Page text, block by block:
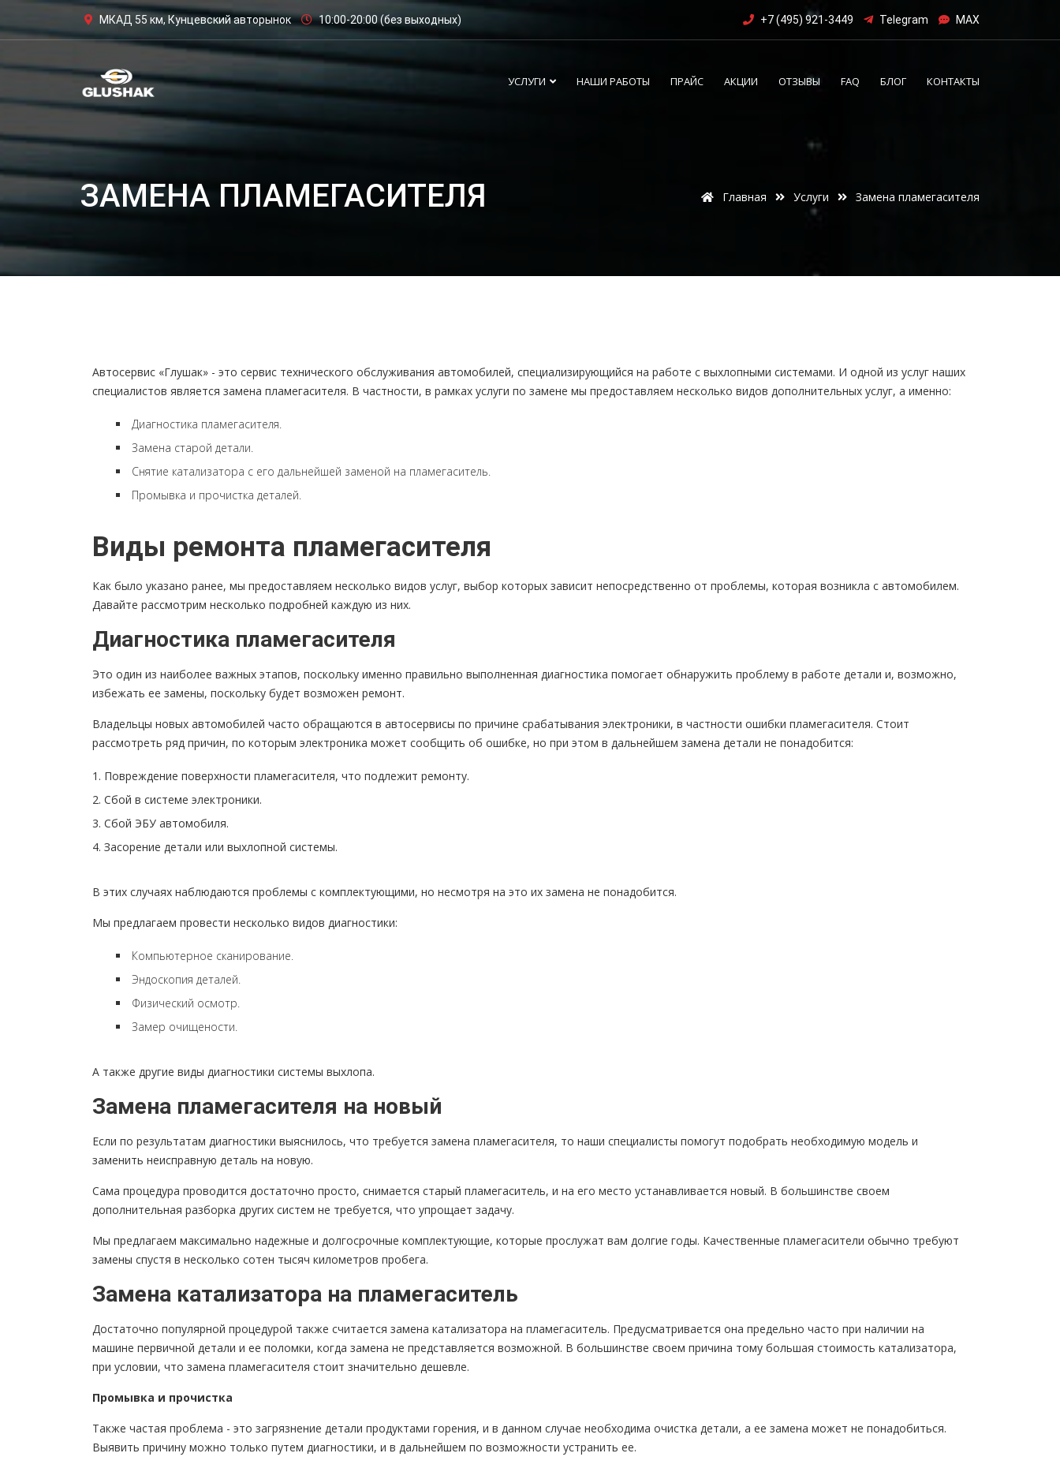
МКАД 55 км, Кунцевский авторынок 10:00-20:00 (без выходных) +7 (495) 921-3449 Telegram MAX
УСЛУГИ НАШИ РАБОТЫ ПРАЙС АКЦИИ ОТЗЫВЫ FAQ БЛОГ КОНТАКТЫ
ЗАМЕНА ПЛАМЕГАСИТЕЛЯ Главная Услуги Замена пламегасителя
Автосервис «Глушак» - это сервис технического обслуживания автомобилей, специализирующийся на работе с выхлопными системами. И одной из услуг наших
специалистов является замена пламегасителя. В частности, в рамках услуги по замене мы предоставляем несколько видов дополнительных услуг, а именно:
Диагностика пламегасителя.
Замена старой детали.
Снятие катализатора с его дальнейшей заменой на пламегаситель.
Промывка и прочистка деталей.
Виды ремонта пламегасителя
Как было указано ранее, мы предоставляем несколько видов услуг, выбор которых зависит непосредственно от проблемы, которая возникла с автомобилем.
Давайте рассмотрим несколько подробней каждую из них.
Диагностика пламегасителя
Это один из наиболее важных этапов, поскольку именно правильно выполненная диагностика помогает обнаружить проблему в работе детали и, возможно,
избежать ее замены, поскольку будет возможен ремонт.
Владельцы новых автомобилей часто обращаются в автосервисы по причине срабатывания электроники, в частности ошибки пламегасителя. Стоит
рассмотреть ряд причин, по которым электроника может сообщить об ошибке, но при этом в дальнейшем замена детали не понадобится:
Повреждение поверхности пламегасителя, что подлежит ремонту.
Сбой в системе электроники.
Сбой ЭБУ автомобиля.
Засорение детали или выхлопной системы.
В этих случаях наблюдаются проблемы с комплектующими, но несмотря на это их замена не понадобится.
Мы предлагаем провести несколько видов диагностики:
Компьютерное сканирование.
Эндоскопия деталей.
Физический осмотр.
Замер очищености.
А также другие виды диагностики системы выхлопа.
Замена пламегасителя на новый
Если по результатам диагностики выяснилось, что требуется замена пламегасителя, то наши специалисты помогут подобрать необходимую модель и
заменить неисправную деталь на новую.
Сама процедура проводится достаточно просто, снимается старый пламегаситель, и на его место устанавливается новый. В большинстве своем
дополнительная разборка других систем не требуется, что упрощает задачу.
Мы предлагаем максимально надежные и долгосрочные комплектующие, которые прослужат вам долгие годы. Качественные пламегасители обычно требуют
замены спустя в несколько сотен тысяч километров пробега.
Замена катализатора на пламегаситель
Достаточно популярной процедурой также считается замена катализатора на пламегаситель. Предусматривается она предельно часто при наличии на
машине первичной детали и ее поломки, когда замена не представляется возможной. В большинстве своем причина тому большая стоимость катализатора,
при условии, что замена пламегасителя стоит значительно дешевле.
Промывка и прочистка
Также частая проблема - это загрязнение детали продуктами горения, и в данном случае необходима очистка детали, а ее замена может не понадобиться.
Выявить причину можно только путем диагностики, и в дальнейшем по возможности устранить ее.